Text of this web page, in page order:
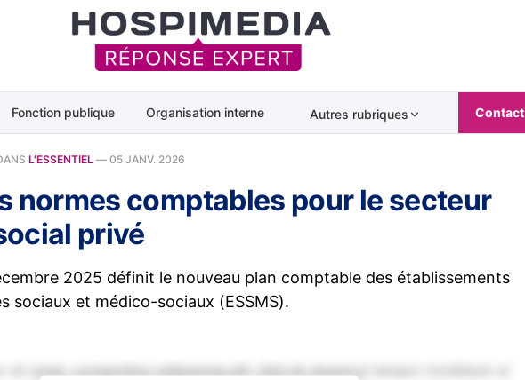
Fonction publique Organisation interne Autres rubriques Contact
L'ESSENTIEL — 05 JANV. 2026
normes comptables pour le secteur
privé
2025 définit le nouveau plan comptable des établissements
sociaux et médico-sociaux (ESSMS).
sit amet, consectetur adipiscing elit. Sed do eiusmod tempor incididunt ut